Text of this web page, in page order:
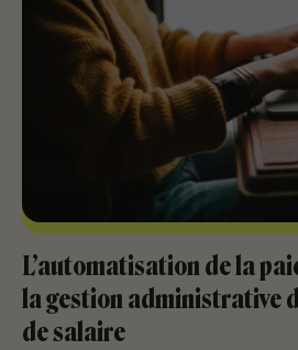
L’automatisation de la
la gestion administrative
de salaire